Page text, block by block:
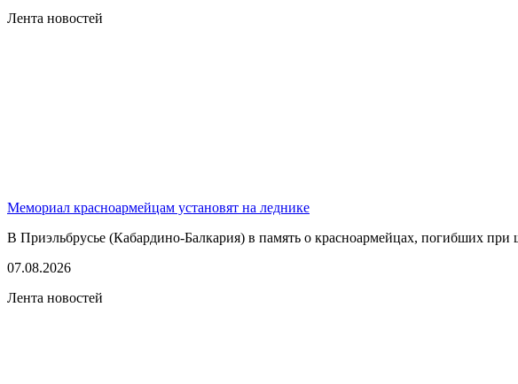
Лента новостей
Мемориал красноармейцам установят на леднике
В Приэльбрусье (Кабардино-Балкария) в память о красноармейцах, погибших
07.08.2026
Лента новостей